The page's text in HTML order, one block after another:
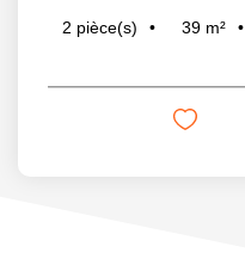
2 pièce(s) 39 m²